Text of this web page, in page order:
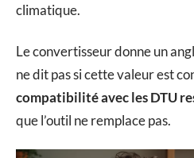
climatique.
Le convertisseur donne un
ne dit pas si cette valeur est
compatibilité avec les DTU
que l’outil ne remplace pas.